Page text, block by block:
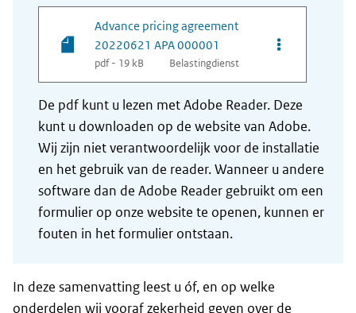
Advance pricing agreement
20220621 APA 000001
pdf - 19 kB Belastingdienst
Opties van
De pdf kunt u lezen met Adobe Reader. Deze
kunt u downloaden op de website van Adobe.
Wij zijn niet verantwoordelijk voor de installatie
en het gebruik van de reader. Wanneer u andere
software dan de Adobe Reader gebruikt om een
formulier op onze website te openen, kunnen er
fouten in het formulier ontstaan.
In deze samenvatting leest u óf, en op welke
onderdelen wij vooraf zekerheid geven over de